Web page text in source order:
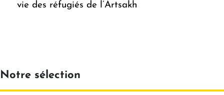
vie des réfugiés de l’Artsakh
Notre sélection